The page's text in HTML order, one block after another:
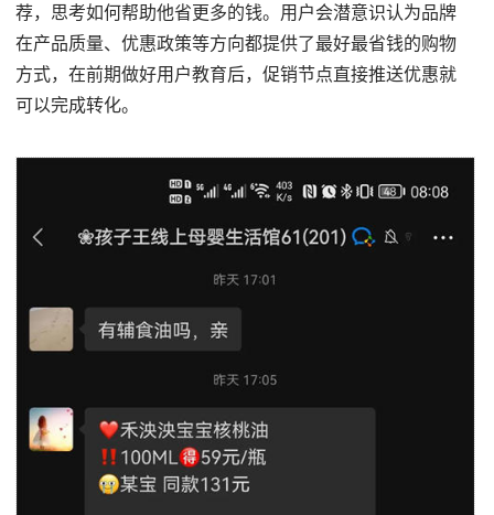
荐，思考如何帮助他省更多的钱。用户会潜意识认为品牌
在产品质量、优惠政策等方向都提供了最好最省钱的购物
方式，在前期做好用户教育后，促销节点直接推送优惠就
可以完成转化。